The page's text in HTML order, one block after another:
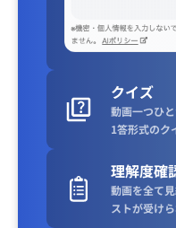
クイズ
動画一つひ
1答形式のク
理解度確
動画を全て
ストが受け